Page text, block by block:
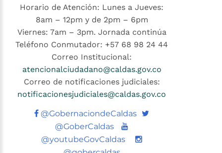
Horario de Atención: Lunes a Jueves:
8am – 12pm y de 2pm – 6pm
Viernes: 7am – 3pm. Jornada continúa
Teléfono Conmutador: +57 68 98 24 44
Correo Institucional:
atencionalciudadano@caldas.gov.co
Correo de notificaciones judiciales:
notificacionesjudiciales@caldas.gov.co
@GobernaciondeCaldas Twitter
@GoberCaldas
Youtube
@youtubeGovCaldas